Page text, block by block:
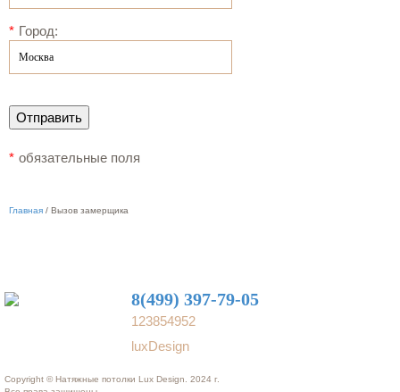
* Город:
* обязательные поля
Главная / Вызов замерщика
8(499) 397-79-05
123854952
luxDesign
Copyright © Натяжные потолки Lux Design. 2024 г.